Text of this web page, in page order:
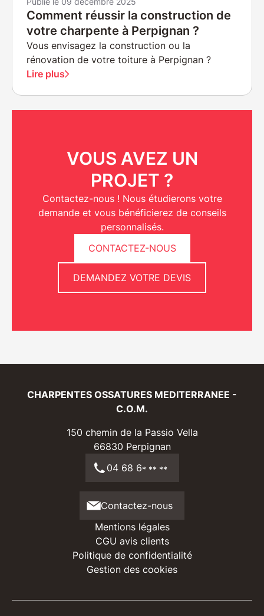
Comment réussir la construction de
votre charpente à Perpignan ?
Vous envisagez la construction ou la
rénovation de votre toiture à Perpignan ?
Lire plus
VOUS AVEZ UN
PROJET ?
Contactez-nous ! Nous étudierons votre
demande et vous bénéficierez de conseils
personnalisés.
CONTACTEZ-NOUS
DEMANDEZ VOTRE DEVIS
CHARPENTES OSSATURES MEDITERRANEE -
C.O.M.
150 chemin de la Passio Vella
66830 Perpignan
04 68 6* ** **
Contactez-nous
Mentions légales
CGU avis clients
Politique de confidentialité
Gestion des cookies